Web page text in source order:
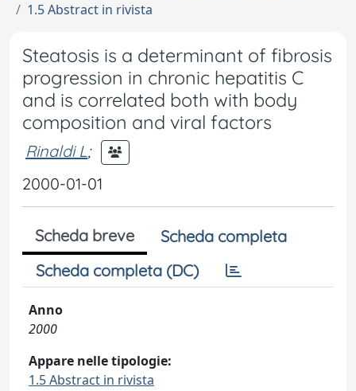
1.5 Abstract in rivista
Steatosis is a determinant of fibrosis
progression in chronic hepatitis C
and is correlated both with body
composition and viral factors
Rinaldi L;
2000-01-01
Scheda breve
Scheda completa
Scheda completa (DC)
Anno
2000
Appare nelle tipologie:
1.5 Abstract in rivista